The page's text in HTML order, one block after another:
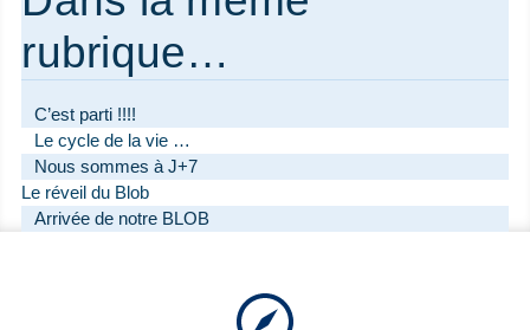
rubrique…
C’est parti !!!!
Le cycle de la vie …
Nous sommes à J+7
Le réveil du Blob
Arrivée de notre BLOB